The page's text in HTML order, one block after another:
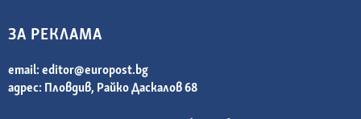
ЗА РЕКЛАМА
email: editor@europost.bg
адрес: Пловдив, Райко Даскалов 68